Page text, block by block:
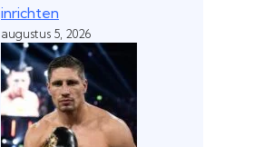
inrichten
augustus 5, 2026